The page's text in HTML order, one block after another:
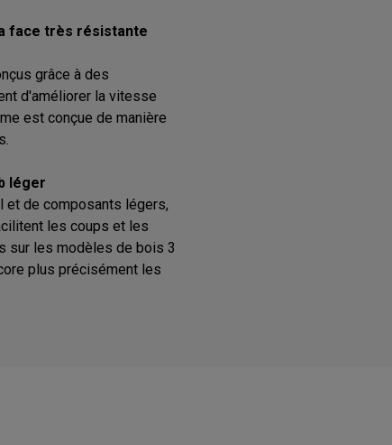
face très résistante
grâce à des
d'améliorer la vitesse
est conçue de manière
léger
et de composants légers,
les coups et les
sur les modèles de bois 3
plus précisément les